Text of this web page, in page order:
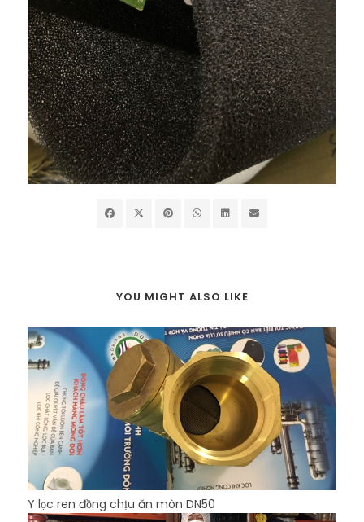
YOU MIGHT ALSO LIKE
Y lọc ren đồng chịu ăn mòn DN50